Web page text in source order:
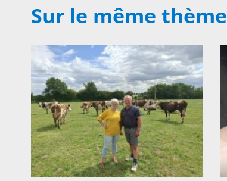
Sur le même thème